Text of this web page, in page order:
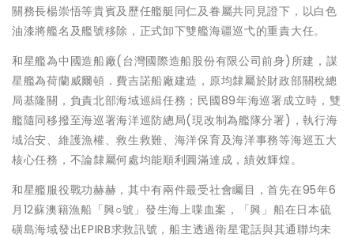
關務長楊崇悟等貴賓及歷任艦艇同仁及眷屬共同見證下，以白色
油漆將艦名及艦號移除，正式卸下雙艦海疆巡弋的重責大任。
和星艦為中國造船廠(台灣國際造船股份有限公司前身)所建，謀
星艦為荷蘭威爾頓．費吉諾船廠建造，原均隸屬於財政部關稅總
局基隆關，負責北部海域巡緝任務；民國89年海巡署成立時，雙
艦隨同移撥至海巡署海洋巡防總局(現改制為艦隊分署)，執行海
域治安、維護漁權、救生救難、海洋保育及海洋事務等海巡五大
核心任務，不論隸屬何處均能順利圓滿達成，績效輝煌。
和星艦服役戰功赫赫，其中有兩件最受社會矚目，首先在95年6
月12蘇澳籍漁船「興○號」發生海上喋血案，「興」船在日本硫
磺島海域發出EPIRB求救訊號，船主透過衛星電話與其通聯均未